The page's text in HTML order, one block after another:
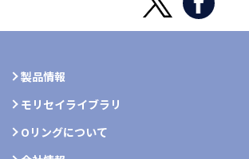
製品情報
モリセイライブラリ
Oリングについて